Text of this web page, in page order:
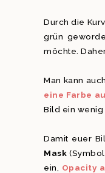
Durch die
grün
möchte.
Man kann
eine Farbe
Bild ein wenig
Damit euer
Mask
ein, Opacity